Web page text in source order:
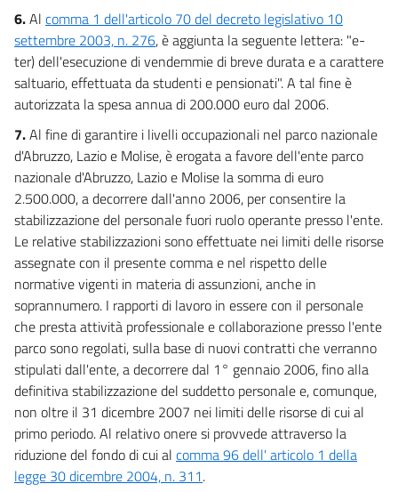
11 quindecies
11 sexdecies
12
13
Allegati
Tabella A
Tabella A
6.Al comma 1 dell'articolo 70 del decreto legislativo 10
settembre 2003, n. 276, è aggiunta la seguente lettera: "e-
ter) dell'esecuzione di vendemmie di breve durata e a carattere
saltuario, effettuata da studenti e pensionati". A tal fine è
autorizzata la spesa annua di 200.000 euro dal 2006.
7.Al fine di garantire i livelli occupazionali nel parco nazionale
d'Abruzzo, Lazio e Molise, è erogata a favore dell'ente parco
nazionale d'Abruzzo, Lazio e Molise la somma di euro
2.500.000, a decorrere dall'anno 2006, per consentire la
stabilizzazione del personale fuori ruolo operante presso l'ente.
Le relative stabilizzazioni sono effettuate nei limiti delle risorse
assegnate con il presente comma e nel rispetto delle
normative vigenti in materia di assunzioni, anche in
soprannumero. I rapporti di lavoro in essere con il personale
che presta attività professionale e collaborazione presso l'ente
parco sono regolati, sulla base di nuovi contratti che verranno
stipulati dall'ente, a decorrere dal 1° gennaio 2006, fino alla
definitiva stabilizzazione del suddetto personale e, comunque,
non oltre il 31 dicembre 2007 nei limiti delle risorse di cui al
primo periodo. Al relativo onere si provvede attraverso la
riduzione del fondo di cui al comma 96 dell' articolo 1 della
legge 30 dicembre 2004, n. 311.